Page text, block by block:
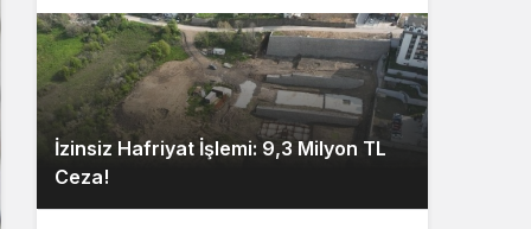
İzinsiz Hafriyat İşlemi: 9,3 Milyon TL
Ceza!